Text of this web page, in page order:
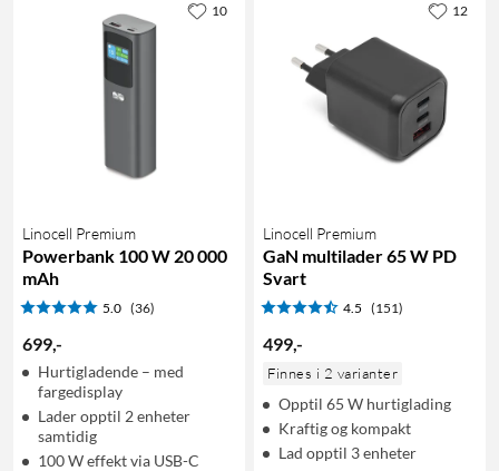
Linocell Premium
Powerbank 100 W 20 000
mAh
5.0 (36)
699,-
Hurtigladende – med
fargedisplay
Lader opptil 2 enheter
samtidig
100 W effekt via USB-C
10
Linocell Premium
GaN multilader 65 W PD
Svart
4.5 (151)
499,-
Finnes i 2 varianter
Opptil 65 W hurtiglading
Kraftig og kompakt
Lad opptil 3 enheter
12